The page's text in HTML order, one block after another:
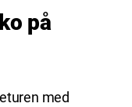
på
med